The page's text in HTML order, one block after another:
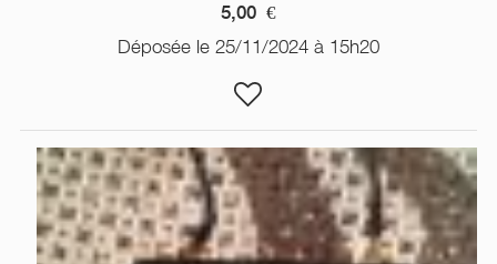
5,00 €
Déposée le 25/11/2024 à 15h20